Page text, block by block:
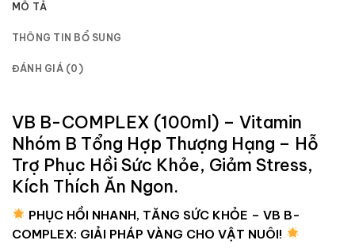
MÔ TẢ
THÔNG TIN BỔ SUNG
ĐÁNH GIÁ (0)
VB B-COMPLEX (100ml) – Vitamin
Nhóm B Tổng Hợp Thượng Hạng – Hỗ
Trợ Phục Hồi Sức Khỏe, Giảm Stress,
Kích Thích Ăn Ngon.
PHỤC HỒI NHANH, TĂNG SỨC KHỎE – VB B-
COMPLEX: GIẢI PHÁP VÀNG CHO VẬT NUÔI!